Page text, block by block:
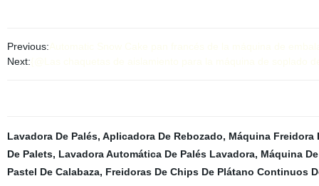
Previous:
Next:
Lavadora De Palés, Aplicadora De Rebozado, Máquina Freidora
De Palets, Lavadora Automática De Palés Lavadora, Máquina
Pastel De Calabaza, Freidoras De Chips De Plátano Continuos